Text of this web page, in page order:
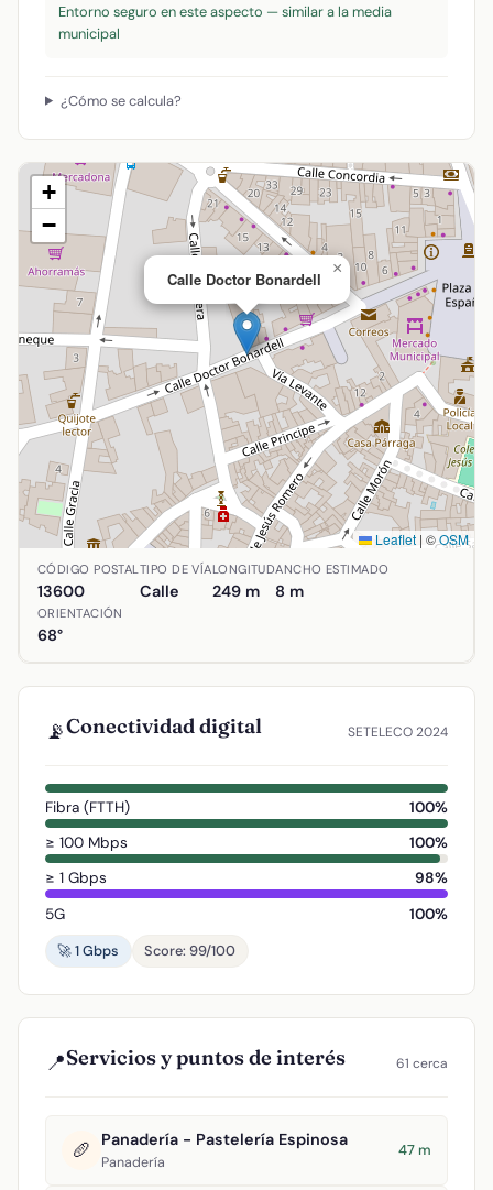
Entorno seguro en este aspecto — similar a la media
municipal
¿Cómo se calcula?
Calle Doctor Bonardell
×
+
−
Leaflet | ©OSM
Ubicación de Calle Doctor Bonardell en Alcázar de San
CÓDIGO POSTAL
13600
TIPO DE VÍA
Calle
LONGITUD
249 m
ANCHO ESTIMADO
8 m
ORIENTACIÓN
68°
📡Conectividad digital SETELECO 2024
Fibra (FTTH)
100%
≥ 100 Mbps
100%
≥ 1 Gbps
98%
5G
100%
🚀 1 Gbps
Score: 99/100
📍Servicios y puntos de interés 61 cerca
🥖 Panadería - Pastelería Espinosa
Panadería
47 m